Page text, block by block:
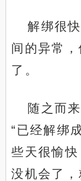
解绑很
间的异常
了。
随之而
“已经解绑
些天很愉
没机会了，